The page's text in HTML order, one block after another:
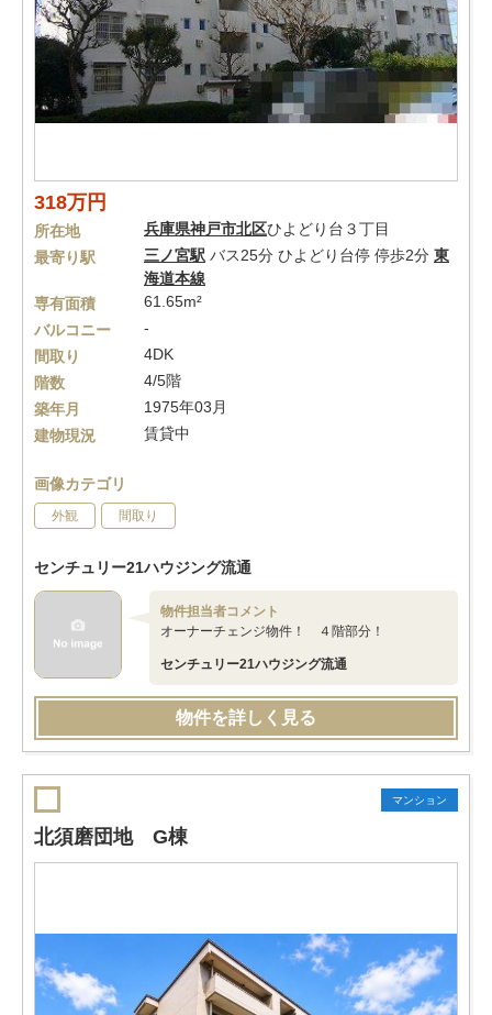
318万円
所在地 兵庫県神戸市北区ひよどり台３丁目
最寄り駅
三ノ宮駅 バス25分 ひよどり台停 停歩2分 東
海道本線
専有面積
61.65m²
バルコニー
-
間取り
4DK
階数
4/5階
築年月
1975年03月
建物現況
賃貸中
画像カテゴリ
外観 間取り
センチュリー21ハウジング流通
物件担当者コメント
オーナーチェンジ物件！ ４階部分！
センチュリー21ハウジング流通
物件を詳しく見る
マンション
北須磨団地 G棟